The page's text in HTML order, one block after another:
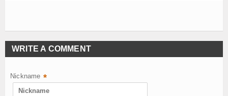
WRITE A COMMENT
Nickname *